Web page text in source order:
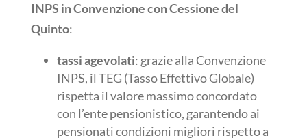
INPS in Convenzione con Cessione del
Quinto:
tassi agevolati: grazie alla Convenzione
INPS, il TEG (Tasso Effettivo Globale)
rispetta il valore massimo concordato
con l’ente pensionistico, garantendo ai
pensionati condizioni migliori rispetto a